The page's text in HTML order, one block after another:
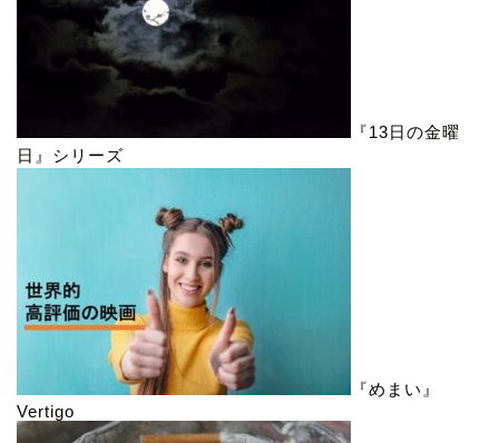
『13日の金曜
日』シリーズ
『めまい』
Vertigo